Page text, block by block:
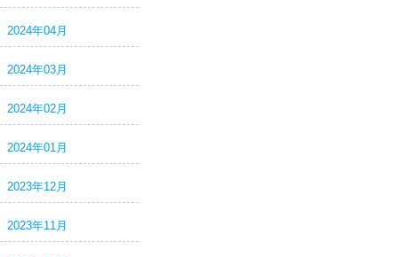
2024年04月
2024年03月
2024年02月
2024年01月
2023年12月
2023年11月